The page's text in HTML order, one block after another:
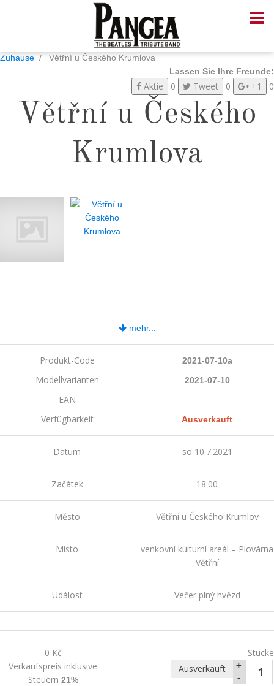
Zuhause
Větřní u Českého Krumlova
Lassen Sie Ihre Freunde:
Aktie 0 Tweet 0 +1 0
Větřní u Českého
Krumlova
mehr...
Produkt-Code 2021-07-10a
Modellvarianten 2021-07-10
EAN
Verfügbarkeit
Ausverkauft
Datum so 10.7.2021
Začátek 18:00
Město Větřní u Českého Krumlov
Místo
venkovní kulturní areál – Plovárna
Větřní
Událost Večer plný hvězd
0 Kč
Verkaufspreis inklusive
Steuern 21%
Stücke
+
-
Ausverkauft